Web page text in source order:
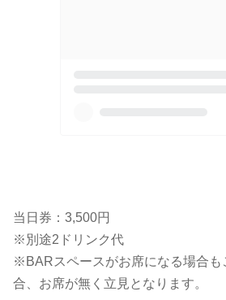
当日券：3,500円
※別途2ドリンク代
※BARスペースがお席になる場合も
合、お席が無く立見となります。